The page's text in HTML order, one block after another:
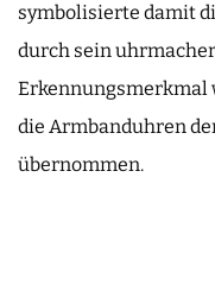
symbolisierte damit
durch sein
Erkennungsmerkmal
die Armbanduhren
übernommen.